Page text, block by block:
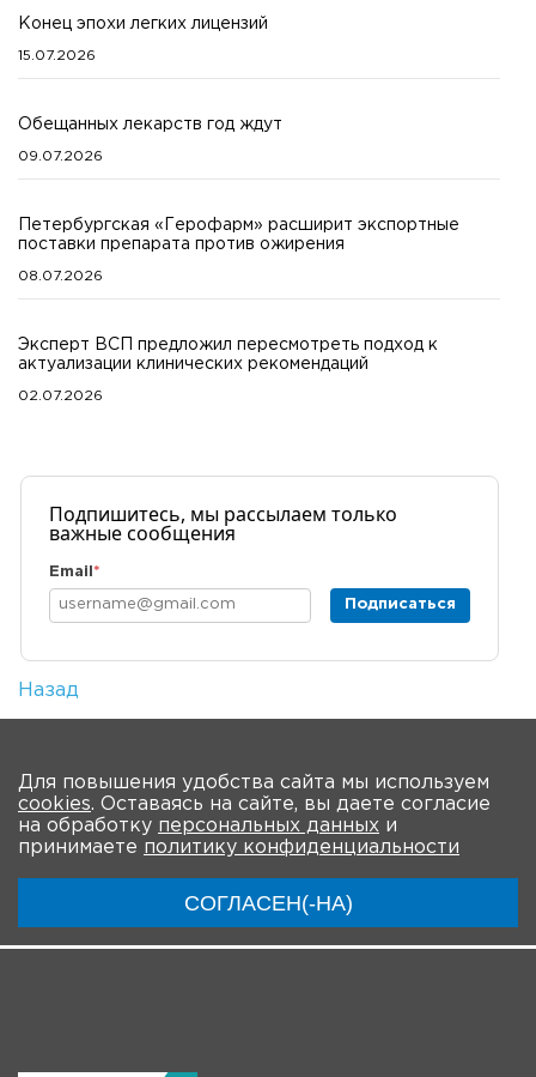
Конец эпохи легких лицензий
15.07.2026
Обещанных лекарств год ждут
09.07.2026
Петербургская «Герофарм» расширит экспортные
поставки препарата против ожирения
08.07.2026
Эксперт ВСП предложил пересмотреть подход к
актуализации клинических рекомендаций
02.07.2026
Подпишитесь, мы рассылаем только
важные сообщения
Email *
Подписаться
Назад
Для повышения удобства сайта мы используем
cookies. Оставаясь на сайте, вы даете согласие
на обработку персональных данных и
принимаете политику конфиденциальности
СОГЛАСЕН(-НА)
О мероприятии Общая информация
Инструкции